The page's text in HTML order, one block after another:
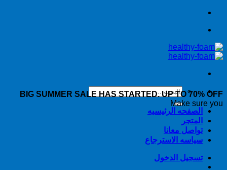
تخطي
البحث
عن:
الصفحه الرئيسيه
المتجر
تواصل معانا
سياسه الاسترجاع
تسجيل الدخول
BIG SUMMER SALE HAS STARTED. UP TO 70% OFF
Make sure you